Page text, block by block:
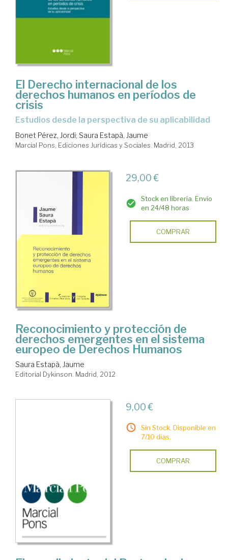
El Derecho internacional de los
derechos humanos en períodos de
crisis
Estudios desde la perspectiva de su aplicabilidad
Bonet Pérez, Jordi; Saura Estapà, Jaume
Marcial Pons, Ediciones Jurídicas y Sociales. Madrid, 2013
29,00 €
Stock en librería. Envío
en 24/48 horas
COMPRAR
Reconocimiento y protección de
derechos emergentes en el sistema
europeo de Derechos Humanos
Saura Estapà, Jaume
Editorial Dykinson. Madrid, 2012
9,00 €
Sin Stock. Disponible en
7/10 días.
COMPRAR